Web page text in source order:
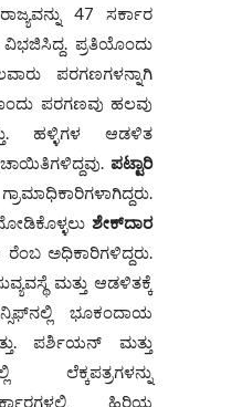
47 ಸರ್ಕಾರ
ಪ್ರತಿಯೊಂದು
ಪರಗಣಗಳನ್ನಾಗಿ
ಪರಗಣವು ಹಲವು
ಹಳ್ಳಿಗಳ ಆಡಳಿತ
ಪಟ್ಟಾರಿ
ಶೇಕ್‌ದಾರ
ರೆಂಬ ಅಧಿಕಾರಿಗಳಿದ್ದರು.
ಮತ್ತು ಆಡಳಿತಕ್ಕೆ
ಭೂಕಂದಾಯ
ಪರ್ಶಿಯನ್ ಮತ್ತು
ಲೆಕ್ಕಪತ್ರಗಳನ್ನು
ಹಿರಿಯ